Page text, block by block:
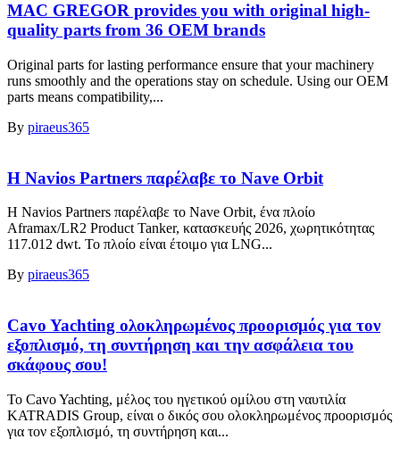
MAC GREGOR provides you with original high-
quality parts from 36 OEM brands
Original parts for lasting performance ensure that your machinery
runs smoothly and the operations stay on schedule. Using our OEM
parts means compatibility,...
By piraeus365
Η Navios Partners παρέλαβε το Nave Orbit
Η Navios Partners παρέλαβε το Nave Orbit, ένα πλοίο
Aframax/LR2 Product Tanker, κατασκευής 2026, χωρητικότητας
117.012 dwt. Το πλοίο είναι έτοιμο για LNG...
By piraeus365
Cavo Yachting ολοκληρωμένος προορισμός για τον
εξοπλισμό, τη συντήρηση και την ασφάλεια του
σκάφους σου!
Το Cavo Yachting, μέλος του ηγετικού ομίλου στη ναυτιλία
KATRADIS Group, είναι ο δικός σου ολοκληρωμένος προορισμός
για τον εξοπλισμό, τη συντήρηση και...